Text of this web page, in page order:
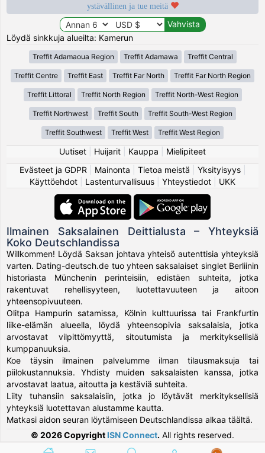
ystävällinen ja tue meitä
Löydä sinkkuja alueilta: Kamerun
Treffit Adamaoua Region Treffit Adamawa Treffit Central
Treffit Centre Treffit East Treffit Far North Treffit Far North Region
Treffit Littoral Treffit North Region Treffit North-West Region
Treffit Northwest Treffit South Treffit South-West Region
Treffit Southwest Treffit West Treffit West Region
Uutiset Huijarit Kauppa
Mielipiteet
Evästeet ja GDPR
Mainonta Tietoa meistä Yksityisyys|
Käyttöehdot
Lastenturvallisuus Yhteystiedot UKK
Ilmainen Saksalainen Deittialusta – Yhteyksiä
Koko Deutschlandissa
Willkommen! Löydä Saksan johtava yhteisö autenttisia yhteyksiä
varten. Dating-deutsch.de tuo yhteen saksalaiset singlet Berliinin
historiasta Münchenin perinteisiin, edistäen suhteita, jotka
rakentuvat rehellisyyteen, luotettavuuteen ja aitoon
yhteensopivuuteen.
Olitpa Hampurin satamissa, Kölnin kulttuurissa tai Frankfurtin
liike-elämän alueella, löydä yhteensopivia saksalaisia, jotka
arvostavat vilpittömyyttä, sitoutumista ja merkityksellisiä
kumppanuuksia.
Koe täysin ilmainen palvelumme ilman tilausmaksuja tai
piilokustannuksia. Yhdisty muiden saksalaisten kanssa, jotka
arvostavat laatua, aitoutta ja kestäviä suhteita.
Liity tuhansiin saksalaisiin, jotka jo löytävät merkityksellisiä
yhteyksiä luotettavan alustamme kautta.
Matkasi aidon seuran löytämiseen Deutschlandissa alkaa täältä.
© 2026 Copyright ISN Connect. All rights reserved.